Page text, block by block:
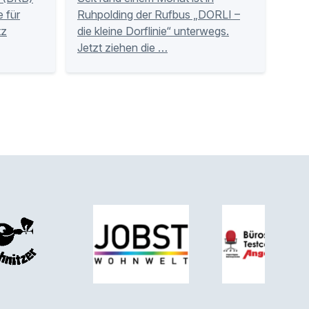
für
Ruhpolding der Rufbus „DORLI –
die kleine Dorflinie“ unterwegs.
Jetzt ziehen die …